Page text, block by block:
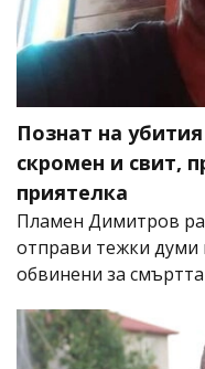
Познат на
скромен и свит,
приятелка
Пламен Димитров
отправи тежки
обвинени за